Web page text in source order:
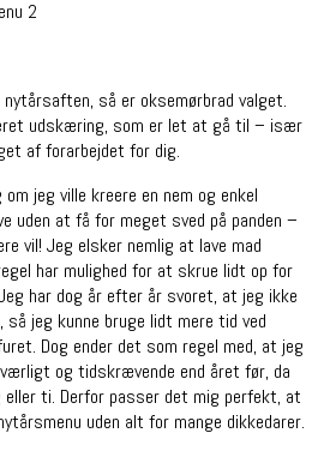
så er oksemørbrad valget.
udskæring, som er let at gå til – især
af forarbejdet for dig.
jeg ville kreere en nem og enkel
uden at få for meget sved på panden –
vil! Jeg elsker nemlig at lave mad
har mulighed for at skrue lidt op for
har dog år efter år svoret, at jeg ikke
jeg kunne bruge lidt mere tid ved
Dog ender det som regel med, at jeg
og tidskrævende end året før, da
eller ti. Derfor passer det mig perfekt, at
uden alt for mange dikkedarer.